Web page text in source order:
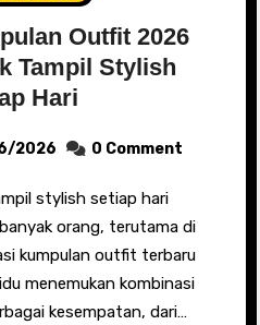
Outfit 2026
Tampil Stylish
Hari
2026 0 Comment
orang, terutama di
kumpulan outfit terbaru
menemukan kombinasi
kesempatan, dari…